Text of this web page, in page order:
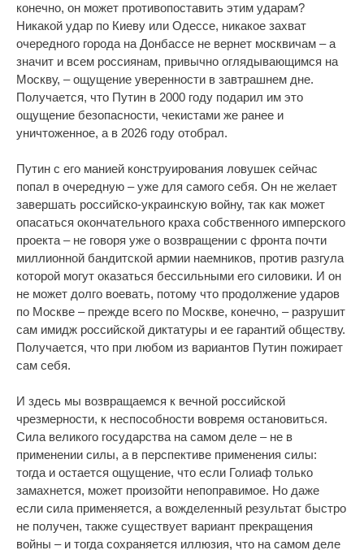
конечно, он может противопоставить этим ударам?
Никакой удар по Киеву или Одессе, никакое захват
очередного города на Донбассе не вернет москвичам – а
значит и всем россиянам, привычно оглядывающимся на
Москву, – ощущение уверенности в завтрашнем дне.
Получается, что Путин в 2000 году подарил им это
ощущение безопасности, чекистами же ранее и
уничтоженное, а в 2026 году отобрал.
Путин с его манией конструирования ловушек сейчас
попал в очередную – уже для самого себя. Он не желает
завершать российско-украинскую войну, так как может
опасаться окончательного краха собственного имперского
проекта – не говоря уже о возвращении с фронта почти
миллионной бандитской армии наемников, против разгула
которой могут оказаться бессильными его силовики. И он
не может долго воевать, потому что продолжение ударов
по Москве – прежде всего по Москве, конечно, – разрушит
сам имидж российской диктатуры и ее гарантий обществу.
Получается, что при любом из вариантов Путин пожирает
сам себя.
И здесь мы возвращаемся к вечной российской
чрезмерности, к неспособности вовремя остановиться.
Сила великого государства на самом деле – не в
применении силы, а в перспективе применения силы:
тогда и остается ощущение, что если Голиаф только
замахнется, может произойти непоправимое. Но даже
если сила применяется, а вожделенный результат быстро
не получен, также существует вариант прекращения
войны – и тогда сохраняется иллюзия, что на самом деле